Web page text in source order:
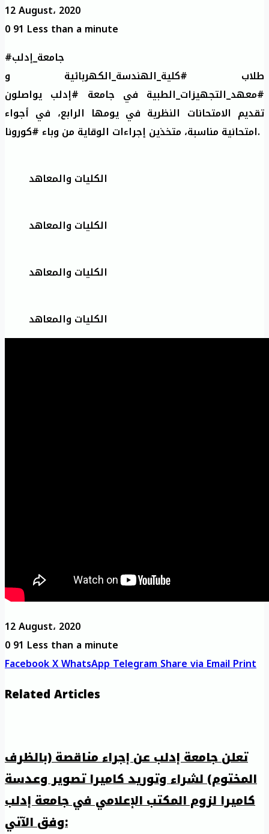
12 August، 2020
091 Less than a minute
#جامعة_إدلب
طلاب #كلية_الهندسة_الكهربائية و
#معهد_التجهيزات_الطبية في جامعة #إدلب يواصلون
تقديم الامتحانات النظرية في يومها الرابع، في أجواء
امتحانية مناسبة، متخذين إجراءات الوقاية من وباء #كورونا.
الكليات والمعاهد
الكليات والمعاهد
الكليات والمعاهد
الكليات والمعاهد
12 August، 2020
091 Less than a minute
FacebookXWhatsAppTelegramShare via EmailPrint
Related Articles
تعلن جامعة إدلب عن إجراء مناقصة (بالظرف
المختوم) لشراء وتوريد كاميرا تصوير وعدسة
كاميرا لزوم المكتب الإعلامي في جامعة إدلب
وفق الآتي: